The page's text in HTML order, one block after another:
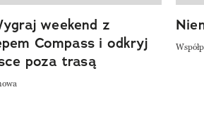
weekend z
Compass i odkryj
poza trasą